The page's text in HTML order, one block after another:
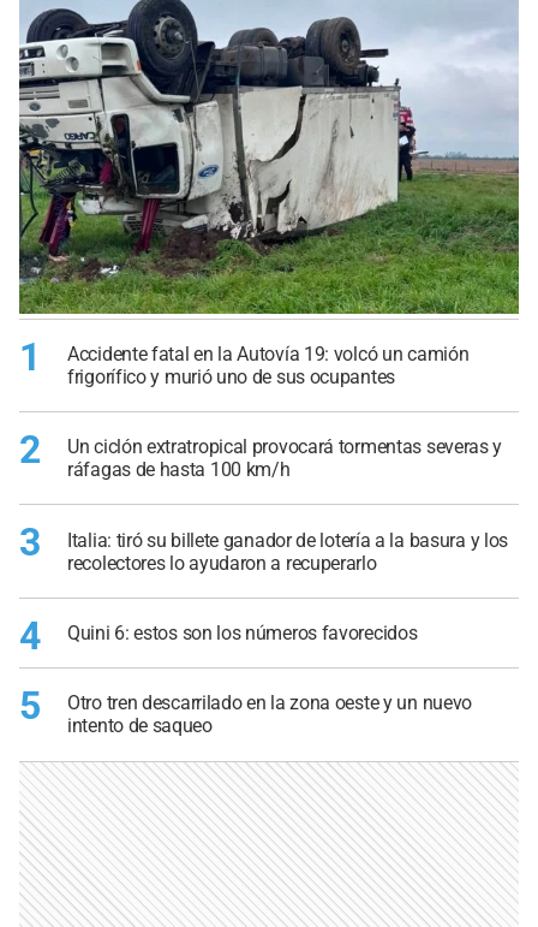
1
Accidente fatal en la Autovía 19: volcó un camión
frigorífico y murió uno de sus ocupantes
2
Un ciclón extratropical provocará tormentas severas y
ráfagas de hasta 100 km/h
3
Italia: tiró su billete ganador de lotería a la basura y los
recolectores lo ayudaron a recuperarlo
4 Quini 6: estos son los números favorecidos
5
Otro tren descarrilado en la zona oeste y un nuevo
intento de saqueo